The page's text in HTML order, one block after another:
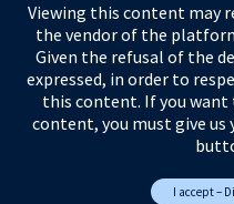
Viewing this content may
the vendor of the
Given the refusal of the
expressed, in order to
this content. If you want
content, you must give us
I accept –